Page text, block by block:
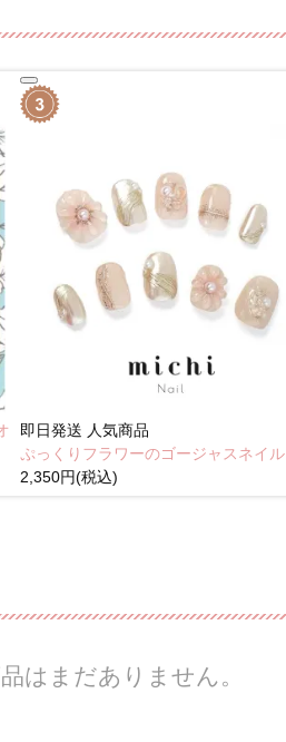
即日発送 人気商品
ぷっくりフラワーのゴージャスネイル
2,350円(税込)
はまだありません。